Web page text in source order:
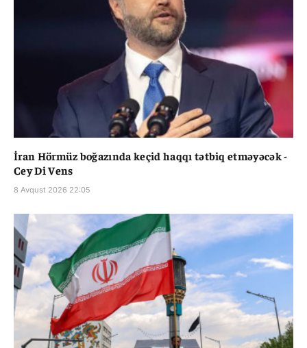
İran Hörmüz boğazında keçid haqqı tətbiq etməyəcək -
Cey Di Vens
8 Avqust 2026 22:05